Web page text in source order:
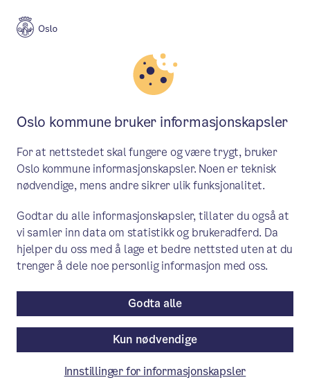
Oslo-budsjettet 2024: Byrådet
foreslår storsatsing på
ungdomsskoler
BYRÅD EIRIK LAE SOLBERG: Byrådet
setter av 80 millioner kroner til en
storsatsing på ungdomsskoler i
levekårsutsatte områder. Målet er å
forebygge utenforskap og bygge gode
Oslo kommune bruker informasjonskapsler
For at nettstedet skal fungere og være trygt, bruker
Oslo kommune informasjonskapsler. Noen er teknisk
nødvendige, mens andre sikrer ulik funksjonalitet.
Godtar du alle informasjonskapsler, tillater du også at
vi samler inn data om statistikk og brukeradferd. Da
hjelper du oss med å lage et bedre nettsted uten at du
trenger å dele noe personlig informasjon med oss.
Kun nødvendige
Godta alle
Innstillinger for informasjonskapsler